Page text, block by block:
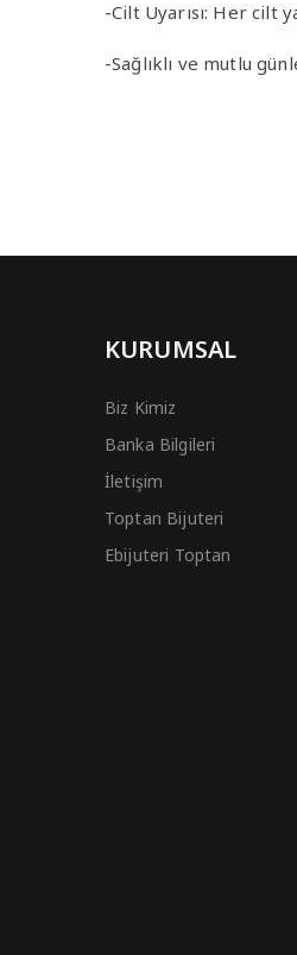
-Cilt Uyarısı: Her cilt
-Sağlıklı ve mutlu
KURUMSAL
Biz Kimiz
Banka Bilgileri
İletişim
Toptan Bijuteri
Ebijuteri Toptan